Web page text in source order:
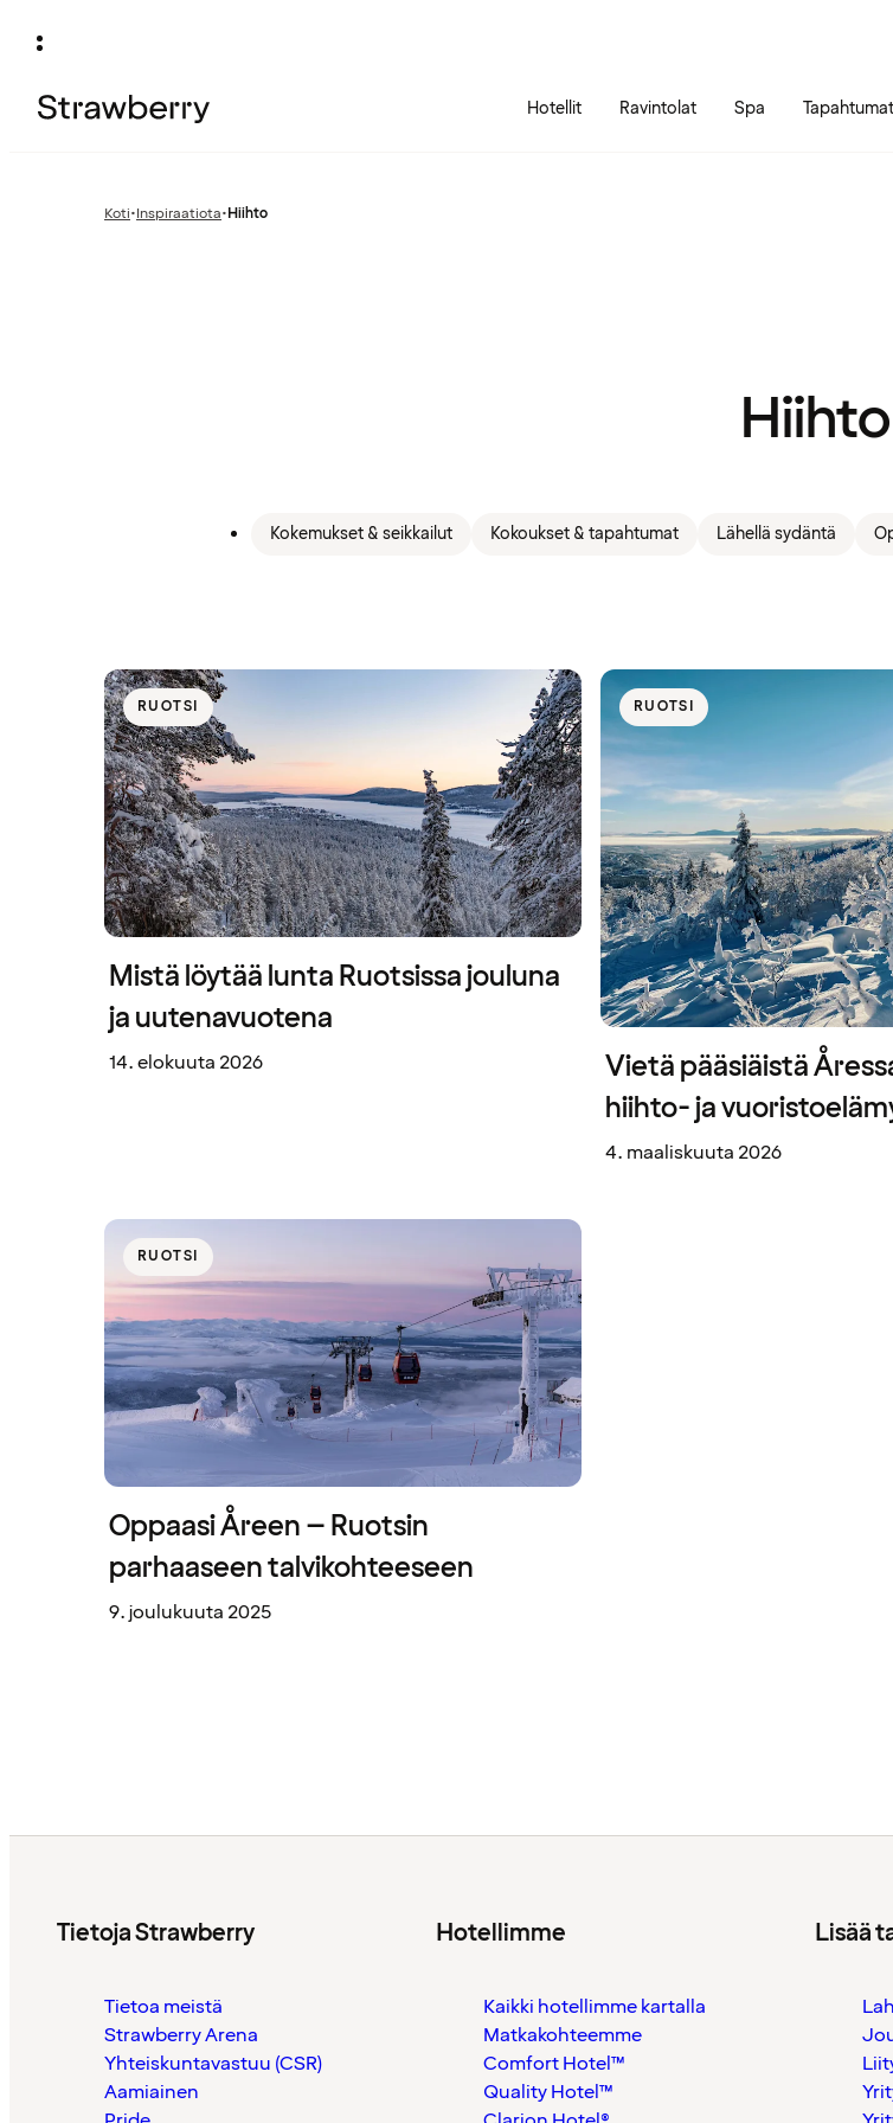
Hotellit Ravintolat Spa Tapahtumat
Koti•Edellinen
Inspiraatiota•Hiihto
Hiihto
Kokemukset & seikkailut Kokoukset & tapahtumat Lähellä sydäntä
RUOTSI
Mistä löytää lunta Ruotsissa jouluna
ja uutenavuotena
14. elokuuta 2026
RUOTSI
Vietä pääsiäistä
hiihto- ja
4. maaliskuuta 2026
RUOTSI
Oppaasi Åreen – Ruotsin
parhaaseen talvikohteeseen
9. joulukuuta 2025
Tietoja Strawberry
Tietoa meistä
Strawberry Arena
Yhteiskuntavastuu (CSR)
Aamiainen
Hotellimme
Kaikki hotellimme kartalla
Matkakohteemme
Comfort Hotel™
Quality Hotel™
Lisää